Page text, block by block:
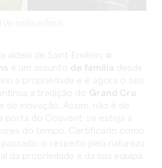
aldeia de Saint-Emilion, o
é um assunto de família
desde
a propriedade e é agora o seu
a tradição do Grand Cru
de inovação. Assim, não é de
porta do Couvent, se esteja a
do tempo. Certificado como
o respeito pela natureza
da propriedade e da sua equipa.